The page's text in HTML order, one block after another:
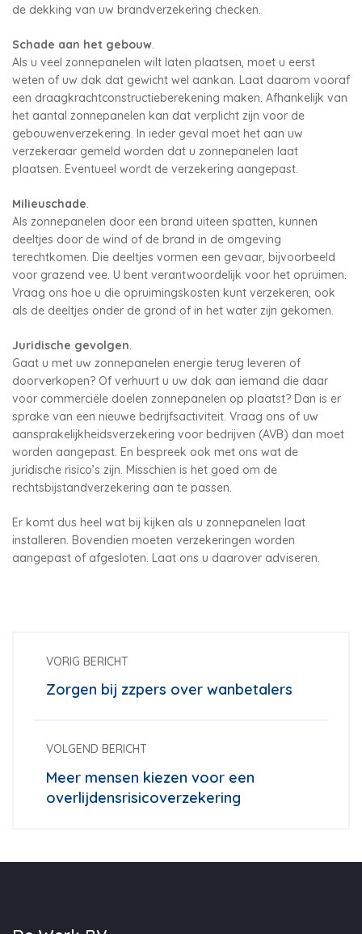
de dekking van uw brandverzekering checken.
Schade aan het gebouw.
Als u veel zonnepanelen wilt laten plaatsen, moet u eerst
weten of uw dak dat gewicht wel aankan. Laat daarom vooraf
een draagkrachtconstructieberekening maken. Afhankelijk van
het aantal zonnepanelen kan dat verplicht zijn voor de
gebouwenverzekering. In ieder geval moet het aan uw
verzekeraar gemeld worden dat u zonnepanelen laat
plaatsen. Eventueel wordt de verzekering aangepast.
Milieuschade.
Als zonnepanelen door een brand uiteen spatten, kunnen
deeltjes door de wind of de brand in de omgeving
terechtkomen. Die deeltjes vormen een gevaar, bijvoorbeeld
voor grazend vee. U bent verantwoordelijk voor het opruimen.
Vraag ons hoe u die opruimingskosten kunt verzekeren, ook
als de deeltjes onder de grond of in het water zijn gekomen.
Juridische gevolgen.
Gaat u met uw zonnepanelen energie terug leveren of
doorverkopen? Of verhuurt u uw dak aan iemand die daar
voor commerciële doelen zonnepanelen op plaatst? Dan is er
sprake van een nieuwe bedrijfsactiviteit. Vraag ons of uw
aansprakelijkheidsverzekering voor bedrijven (AVB) dan moet
worden aangepast. En bespreek ook met ons wat de
juridische risico’s zijn. Misschien is het goed om de
rechtsbijstandverzekering aan te passen.
Er komt dus heel wat bij kijken als u zonnepanelen laat
installeren. Bovendien moeten verzekeringen worden
aangepast of afgesloten. Laat ons u daarover adviseren.
VORIG BERICHT
Zorgen bij zzpers over wanbetalers
VOLGEND BERICHT
Meer mensen kiezen voor een
overlijdensrisicoverzekering